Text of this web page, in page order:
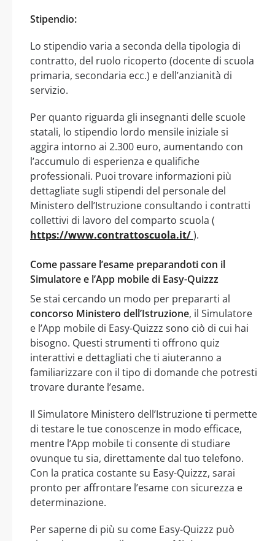
Stipendio:
Lo stipendio varia a seconda della tipologia di
contratto, del ruolo ricoperto (docente di scuola
primaria, secondaria ecc.) e dell’anzianità di
servizio.
Per quanto riguarda gli insegnanti delle scuole
statali, lo stipendio lordo mensile iniziale si
aggira intorno ai 2.300 euro, aumentando con
l’accumulo di esperienza e qualifiche
professionali. Puoi trovare informazioni più
dettagliate sugli stipendi del personale del
Ministero dell’Istruzione consultando i contratti
collettivi di lavoro del comparto scuola (
https://www.contrattoscuola.it/).
Come passare l’esame preparandoti con il
Simulatore e l’App mobile di Easy-Quizzz
Se stai cercando un modo per prepararti al
concorso Ministero dell’Istruzione, il Simulatore
e l’App mobile di Easy-Quizzz sono ciò di cui hai
bisogno. Questi strumenti ti offrono quiz
interattivi e dettagliati che ti aiuteranno a
familiarizzare con il tipo di domande che potresti
trovare durante l’esame.
Il Simulatore Ministero dell’Istruzione ti permette
di testare le tue conoscenze in modo efficace,
mentre l’App mobile ti consente di studiare
ovunque tu sia, direttamente dal tuo telefono.
Con la pratica costante su Easy-Quizzz, sarai
pronto per affrontare l’esame con sicurezza e
determinazione.
Per saperne di più su come Easy-Quizzz può